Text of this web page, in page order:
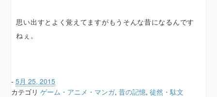
思い出すとよく覚えてますがもうそんな昔になるんです
ねぇ。
-5月 25, 2015
カテゴリゲーム・アニメ・マンガ,昔の記憶,徒然・駄文